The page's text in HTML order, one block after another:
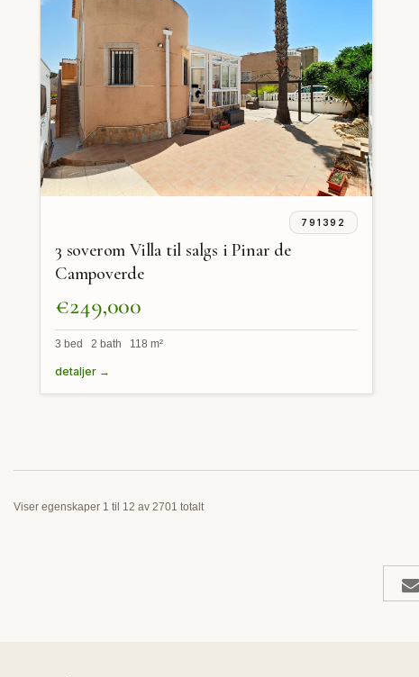
791392
3 soverom Villa til salgs i Pinar de
Campoverde
€249,000
3 bed 2 bath 118 m²
detaljer →
Viser egenskaper 1 til 12 av 2701 totalt